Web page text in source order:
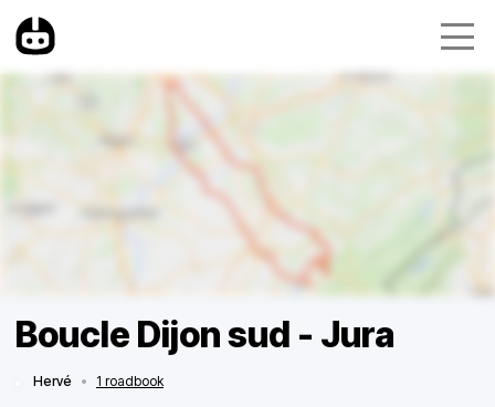
Boucle Dijon sud - Jura
Hervé • 1 roadbook